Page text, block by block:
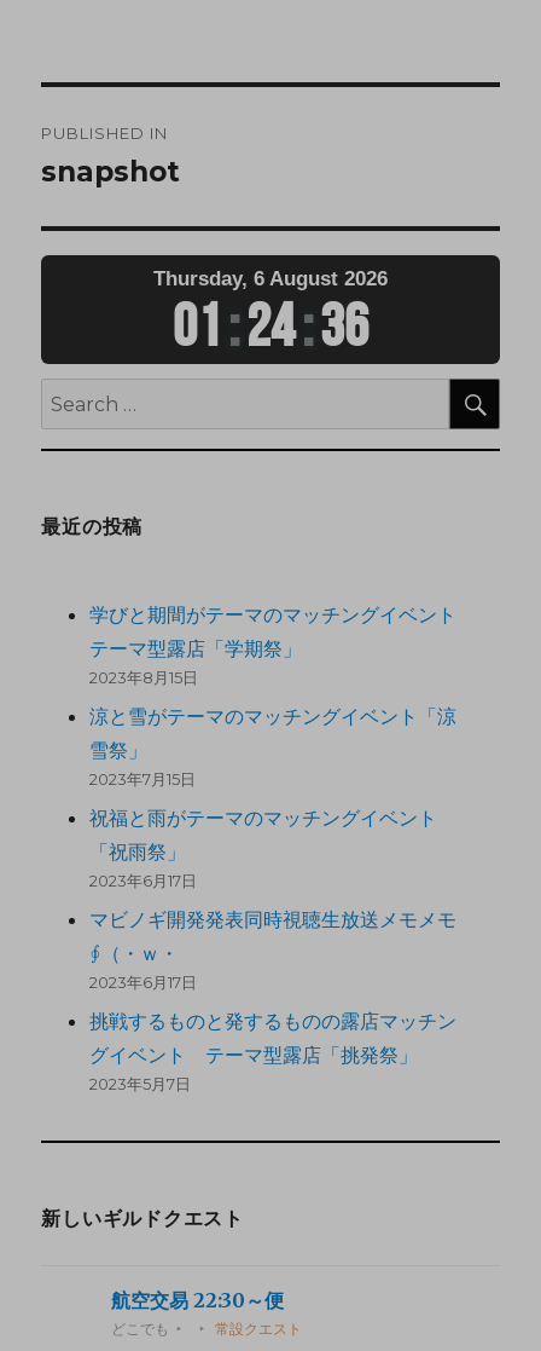
PUBLISHED IN
snapshot
Thursday, 6 August 2026
01:24:36
最近の投稿
学びと期間がテーマのマッチングイベント
テーマ型露店「学期祭」
2023年8月15日
涼と雪がテーマのマッチングイベント「涼
雪祭」
2023年7月15日
祝福と雨がテーマのマッチングイベント
「祝雨祭」
2023年6月17日
マビノギ開発発表同時視聴生放送メモメモ
∮（・ｗ・
2023年6月17日
挑戦するものと発するものの露店マッチン
グイベント テーマ型露店「挑発祭」
2023年5月7日
新しいギルドクエスト
航空交易 22:30～便
どこでも 常設クエスト